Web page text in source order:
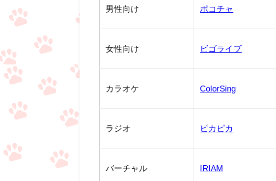
男性向け ポコチャ
女性向け ビゴライブ
カラオケ ColorSing
ラジオ ピカピカ
バーチャル IRIAM